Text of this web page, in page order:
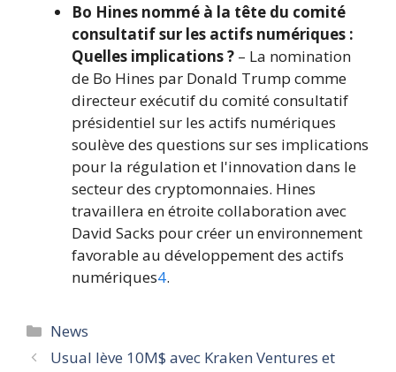
Bo Hines nommé à la tête du comité
consultatif sur les actifs numériques :
Quelles implications ? – La nomination
de Bo Hines par Donald Trump comme
directeur exécutif du comité consultatif
présidentiel sur les actifs numériques
soulève des questions sur ses implications
pour la régulation et l'innovation dans le
secteur des cryptomonnaies. Hines
travaillera en étroite collaboration avec
David Sacks pour créer un environnement
favorable au développement des actifs
numériques4.
Catégories
News
Usual lève 10M$ avec Kraken Ventures et